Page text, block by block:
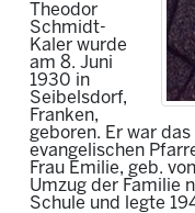
Theodor
Schmidt-
Kaler wurde
am 8. Juni
1930 in
Seibelsdorf,
Franken,
geboren. Er war
evangelischen
Frau Emilie, geb.
Umzug der Familie
Schule und legte